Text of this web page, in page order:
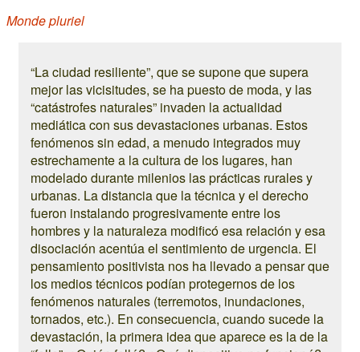
Monde pluriel
“La ciudad resiliente”, que se supone que supera
mejor las vicisitudes, se ha puesto de moda, y las
“catástrofes naturales” invaden la actualidad
mediática con sus devastaciones urbanas. Estos
fenómenos sin edad, a menudo integrados muy
estrechamente a la cultura de los lugares, han
modelado durante milenios las prácticas rurales y
urbanas. La distancia que la técnica y el derecho
fueron instalando progresivamente entre los
hombres y la naturaleza modificó esa relación y esa
disociación acentúa el sentimiento de urgencia. El
pensamiento positivista nos ha llevado a pensar que
los medios técnicos podían protegernos de los
fenómenos naturales (terremotos, inundaciones,
tornados, etc.). En consecuencia, cuando sucede la
devastación, la primera idea que aparece es la de la